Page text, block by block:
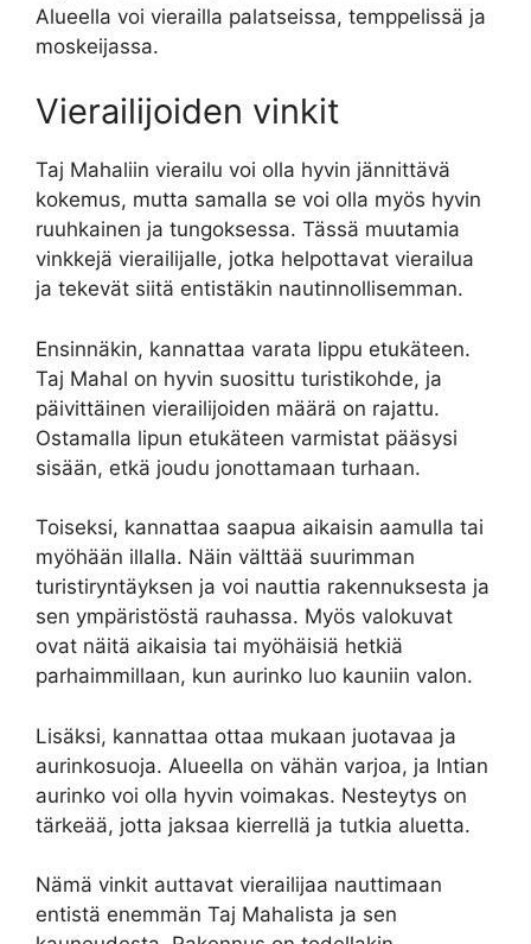
Alueella voi vierailla palatseissa, temppelissä ja
moskeijassa.
Vierailijoiden vinkit
Taj Mahaliin vierailu voi olla hyvin jännittävä
kokemus, mutta samalla se voi olla myös hyvin
ruuhkainen ja tungoksessa. Tässä muutamia
vinkkejä vierailijalle, jotka helpottavat vierailua
ja tekevät siitä entistäkin nautinnollisemman.
Ensinnäkin, kannattaa varata lippu etukäteen.
Taj Mahal on hyvin suosittu turistikohde, ja
päivittäinen vierailijoiden määrä on rajattu.
Ostamalla lipun etukäteen varmistat pääsysi
sisään, etkä joudu jonottamaan turhaan.
Toiseksi, kannattaa saapua aikaisin aamulla tai
myöhään illalla. Näin välttää suurimman
turistiryntäyksen ja voi nauttia rakennuksesta ja
sen ympäristöstä rauhassa. Myös valokuvat
ovat näitä aikaisia tai myöhäisiä hetkiä
parhaimmillaan, kun aurinko luo kauniin valon.
Lisäksi, kannattaa ottaa mukaan juotavaa ja
aurinkosuoja. Alueella on vähän varjoa, ja Intian
aurinko voi olla hyvin voimakas. Nesteytys on
tärkeää, jotta jaksaa kierrellä ja tutkia aluetta.
Nämä vinkit auttavat vierailijaa nauttimaan
entistä enemmän Taj Mahalista ja sen